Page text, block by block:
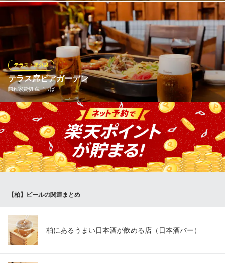
千葉県柏市柏2-8-5 山本ビル1F
お仕事の後の疲れた体に。お食事前のひとときに。ビールを一杯
飲んで、揚げ物を堪能するという新たな楽しみをぜひ見つけてく
とんかつ 縁
とんかつ
ＪＲ常磐線柏駅 徒歩2分
千葉県柏市末広町8-18 田口ビル1F
テラス席ビアガーデン
隠れ家貸切 蔵゛っぱ
テラス・屋外席
換気抜群オープンエアのテラス席 10名までご利用いただけま
す。予約受付中！
隠れ家貸切 蔵゛っぱ
パスタ＆ワイン酒場
ＪＲ常磐線柏駅東口 徒歩6分
【柏】ビールの関連まとめ
柏にあるうまい日本酒が飲める店（日本酒バー）